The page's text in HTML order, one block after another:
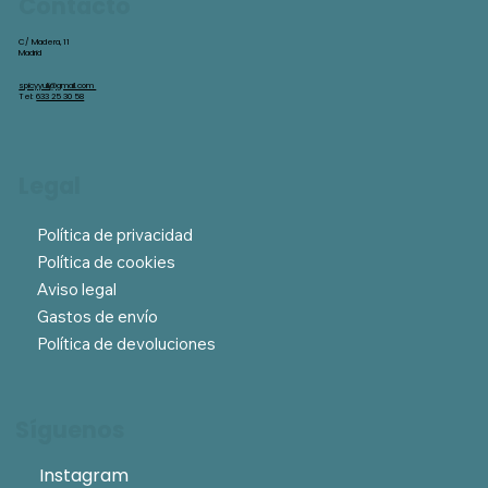
Instagram
Política de privacidad
Política de cookies
Aviso legal
Gastos de envío
Política de devoluciones
C/ Madera, 11
Madrid
spicyyuli@gmail.com
Tel:633 25 30 58